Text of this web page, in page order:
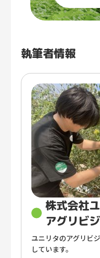
執筆者情報
株式会社
アグリビ
ユニリタのアグリビ
しています。